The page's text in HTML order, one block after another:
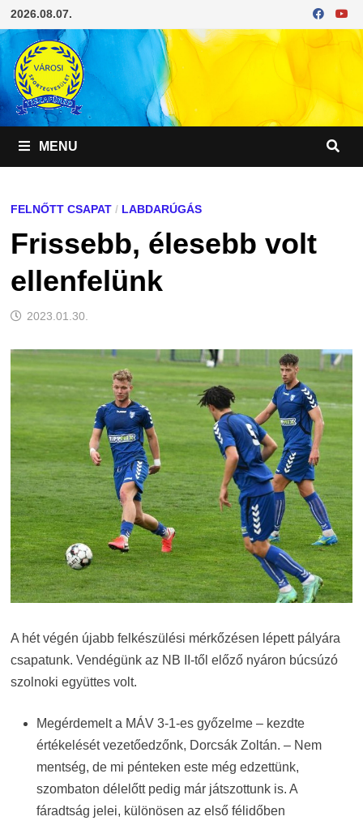
Skip
to
content
2026.08.07.
MENU
FELNŐTT CSAPAT/ LABDARÚGÁS
Frissebb, élesebb volt
ellenfelünk
2023.01.30.
A hét végén újabb felkészülési mérkőzésen lépett pályára
csapatunk. Vendégünk az NB II-től előző nyáron búcsúzó
szolnoki együttes volt.
Megérdemelt a MÁV 3-1-es győzelme – kezdte
értékelését vezetőedzőnk, Dorcsák Zoltán. – Nem
mentség, de mi pénteken este még edzettünk,
szombaton délelőtt pedig már játszottunk is. A
fáradtság jelei, különösen az első félidőben